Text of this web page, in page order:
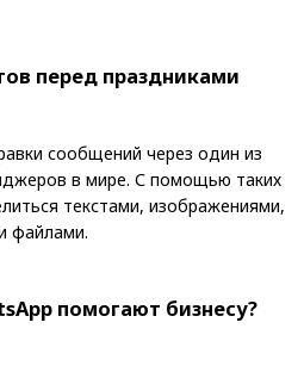
перед праздниками
сообщений через один из
в мире. С помощью таких
текстами, изображениями,
файлами.
помогают бизнесу?